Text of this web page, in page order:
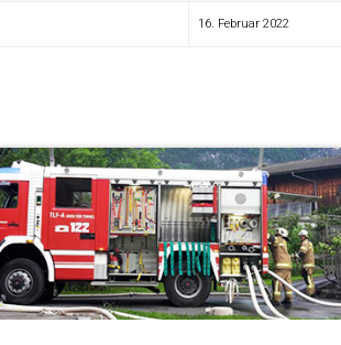
16. Februar 2022